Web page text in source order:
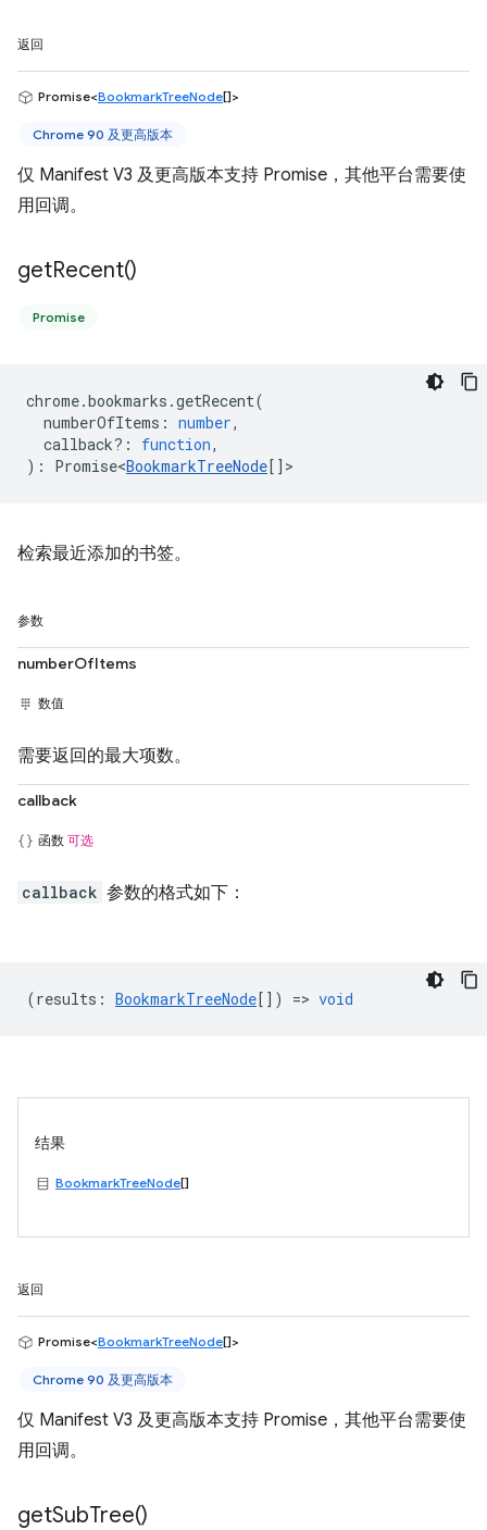
返回
Promise<BookmarkTreeNode[]>
Chrome 90 及更高版本
仅 Manifest V3 及更高版本支持 Promise，其他平台需要使
用回调。
getRecent()
Promise
chrome.bookmarks .getRecent(
numberOfItems : number,
callback? : function,
) : Promise<BookmarkTreeNode[] >
检索最近添加的书签。
参数
numberOfItems
数值
需要返回的最大项数。
callback
函数 可选
callback 参数的格式如下：
(results : BookmarkTreeNode[]) => void
结果
BookmarkTreeNode[]
返回
Promise<BookmarkTreeNode[]>
Chrome 90 及更高版本
仅 Manifest V3 及更高版本支持 Promise，其他平台需要使
用回调。
getSubTree()